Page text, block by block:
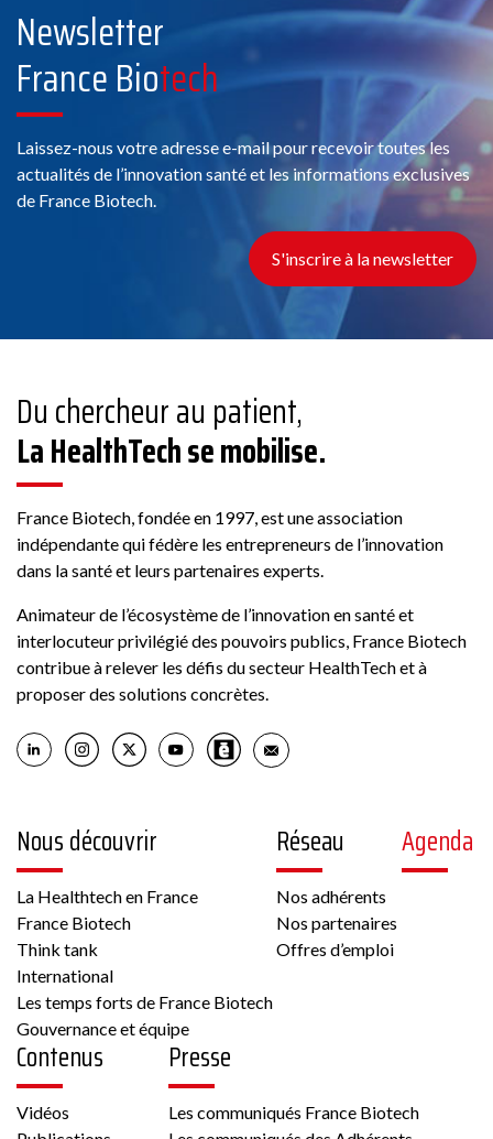
Newsletter
France Biotech
Laissez-nous votre adresse e-mail pour recevoir toutes les
actualités de l’innovation santé et les informations exclusives
de France Biotech.
S'inscrire à la newsletter
Du chercheur au patient,
La HealthTech se mobilise.
France Biotech, fondée en 1997, est une association
indépendante qui fédère les entrepreneurs de l’innovation
dans la santé et leurs partenaires experts.
Animateur de l’écosystème de l’innovation en santé et
interlocuteur privilégié des pouvoirs publics, France Biotech
contribue à relever les défis du secteur HealthTech et à
proposer des solutions concrètes.
Nous découvrir
La Healthtech en France
France Biotech
Think tank
International
Les temps forts de France Biotech
Gouvernance et équipe
Réseau
Nos adhérents
Nos partenaires
Offres d’emploi
Agenda
Contenus
Vidéos
Presse
Les communiqués France Biotech